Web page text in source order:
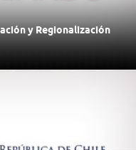
y Regionalización